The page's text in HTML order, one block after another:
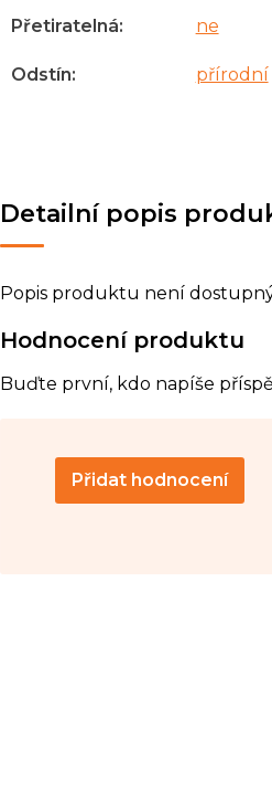
Detailní popis
Popis produktu není
Přetiratelná: ne
Odstín: přírodní
Hodnocení produktu
Buďte první, kdo napíše
Přidat hodnocení